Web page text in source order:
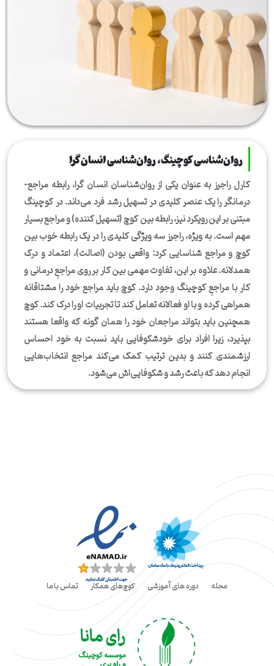
روان‌شناسی کوچینگ، روان‌شناسی انسان‌گرا
کارل راجرز به عنوان یکی از روان‌شناسان انسان گرا، رابطه مراجع-
درمانگر را یک عنصر کلیدی در تسهیل رشد فرد می‌داند. در کوچینگ
مبتنی بر این رویکرد نیز، رابطه بین کوچ (تسهیل کننده) و مراجع بسیار
مهم است. به ویژه، راجرز سه ویژگی کلیدی را در یک رابطه خوب بین
کوچ و مراجع شناسایی کرد: واقعی بودن (اصالت)، اعتماد و درک
همدلانه. علاوه بر این، تفاوت مهمی بین کار بر روی مراجعِ درمانی و
کار با مراجعِ کوچینگ وجود دارد. کوچ باید مراجع خود را مشتاقانه
همراهی کرده و با او فعالانه تعامل کند تا تجربیات او را درک کند. کوچ
همچنین باید بتواند مراجعان خود را همان گونه که واقعا هستند
بپذیرد، زیرا افراد برای خودشکوفایی باید نسبت به خود احساس
ارزشمندی کنند و بدین ترتیب کمک می‌کند مراجع انتخاب‌هایی
انجام دهد که باعث رشد و شکوفایی‌اش می‌شود.
مجله دوره های آموزشی کوچ‌های همکار تماس با ما